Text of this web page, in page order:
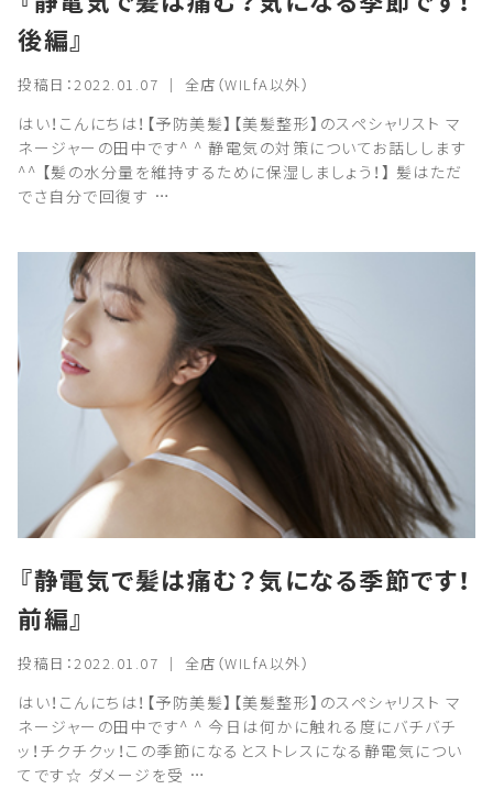
後編』
投稿日：2022.01.07 ｜ 全店（WILfA以外）
はい！こんにちは！【予防美髪】【美髪整形】のスペシャリスト マ
ネージャーの田中です^ ^ 静電気の対策についてお話しします
^^ 【髪の水分量を維持するために保湿しましょう！】 髪はただ
でさ自分で回復す …
『静電気で髪は痛む？気になる季節です！
前編』
投稿日：2022.01.07 ｜ 全店（WILfA以外）
はい！こんにちは！【予防美髪】【美髪整形】のスペシャリスト マ
ネージャーの田中です^ ^ 今日は何かに触れる度にバチバチ
ッ！チクチクッ！この季節になるとストレスになる静電気につい
てです☆ ダメージを受 …